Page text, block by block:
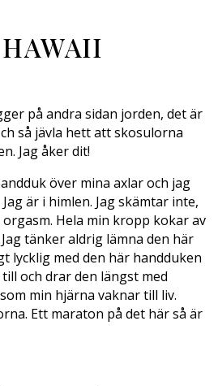
på andra sidan jorden, det är
så jävla hett att skosulorna
Jag åker dit!
över mina axlar och jag
är i himlen. Jag skämtar inte,
Hela min kropp kokar av
tänker aldrig lämna den här
lycklig med den här handduken
och drar den längst med
min hjärna vaknar till liv.
Ett maraton på det här så är